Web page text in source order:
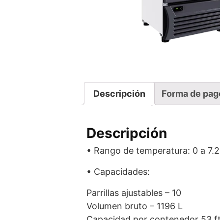
Descripción Forma de
Descripción
• Rango de temperatura: 0 a 7.2
• Capacidades:
Parrillas ajustables – 10
Volumen bruto – 1196 L